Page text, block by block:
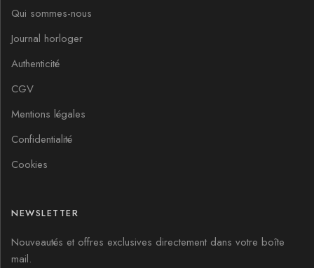
Qui sommes-nous
Journal horloger
Authenticité
CGV
Mentions légales
Confidentialité
Cookies
NEWSLETTER
Nouveautés et offres exclusives directement dans votre boîte
mail.